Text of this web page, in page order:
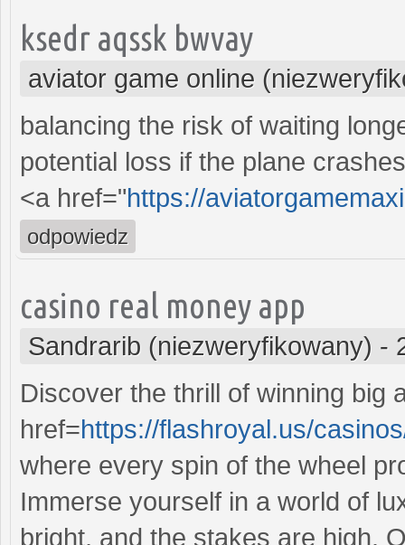
ksedr aqssk bwvay
aviator game online
balancing the risk of waiting
potential loss if the plane
<a href="https://
odpowiedz
casino real money app
Sandrarib (niezweryfikowany) -
Discover the thrill of winning big
href=https://flashroyal.us/
where every spin of the wheel
Immerse yourself in a world of
bright, and the stakes are high.